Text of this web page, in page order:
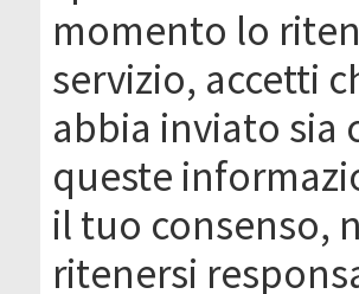
momento lo
servizio, accetti
abbia inviato sia
queste
il tuo consenso,
ritenersi